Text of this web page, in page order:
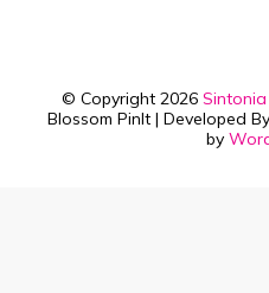
© Copyright 2026 Sintonia
Blossom PinIt | Developed By
by